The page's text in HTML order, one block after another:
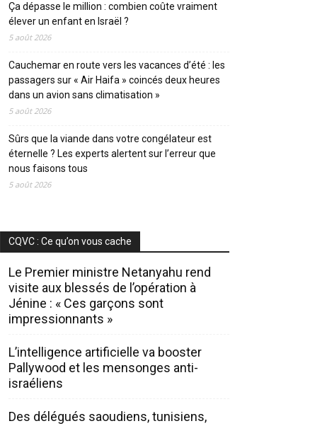
Ça dépasse le million : combien coûte vraiment
élever un enfant en Israël ?
5 août 2026
Cauchemar en route vers les vacances d’été : les
passagers sur « Air Haifa » coincés deux heures
dans un avion sans climatisation »
5 août 2026
Sûrs que la viande dans votre congélateur est
éternelle ? Les experts alertent sur l’erreur que
nous faisons tous
5 août 2026
CQVC : Ce qu’on vous cache
Le Premier ministre Netanyahu rend
visite aux blessés de l’opération à
Jénine : « Ces garçons sont
impressionnants »
L’intelligence artificielle va booster
Pallywood et les mensonges anti-
israéliens
Des délégués saoudiens, tunisiens,